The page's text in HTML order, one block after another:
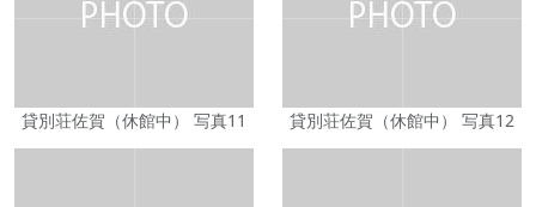
貸別荘佐賀（休館中） 写真11 貸別荘佐賀（休館中） 写真12